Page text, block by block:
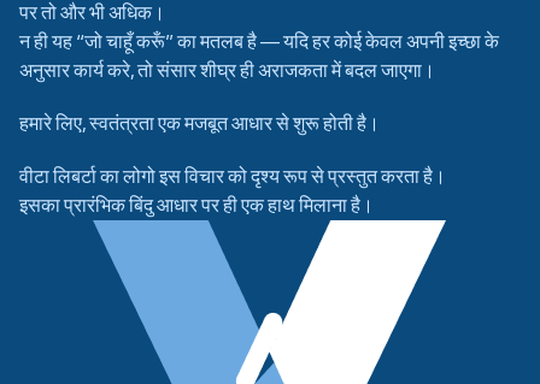
पर तो और भी अधिक।
न ही यह “जो चाहूँ करूँ” का मतलब है — यदि हर कोई केवल अपनी इच्छा के
अनुसार कार्य करे, तो संसार शीघ्र ही अराजकता में बदल जाएगा।
हमारे लिए, स्वतंत्रता एक मजबूत आधार से शुरू होती है।
वीटा लिबर्टा का लोगो इस विचार को दृश्य रूप से प्रस्तुत करता है।
इसका प्रारंभिक बिंदु आधार पर ही एक हाथ मिलाना है।